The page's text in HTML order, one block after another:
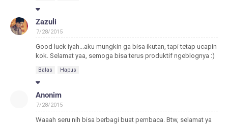
Zazuli
7/28/2015
Good luck iyah...aku mungkin ga bisa ikutan, tapi tetap ucapin
kok. Selamat yaa, semoga bisa terus produktif ngeblognya :)
Balas Hapus
Anonim
7/28/2015
Waaah seru nih bisa berbagi buat pembaca. Btw, selamat ya